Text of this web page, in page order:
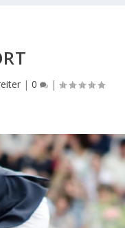
| 0 |